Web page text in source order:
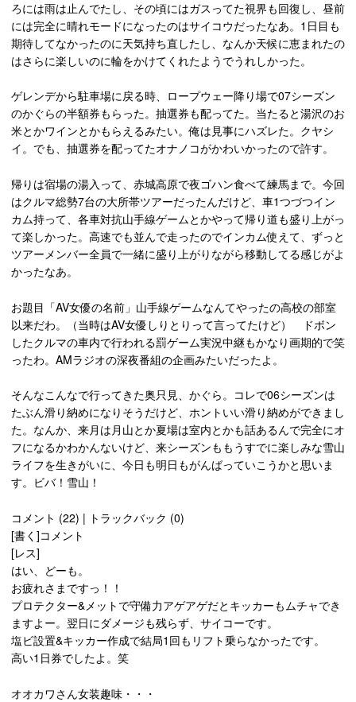
ろには雨は止んでたし、その頃にはガスってた視界も回復し、昼前
には完全に晴れモードになったのはサイコウだったなあ。1日目も
期待してなかったのに天気持ち直したし、なんか天候に恵まれたの
はさらに楽しいのに輪をかけてくれたようでうれしかった。
ゲレンデから駐車場に戻る時、ロープウェー降り場で07シーズン
のかぐらの半額券もらった。抽選券も配ってた。当たると湯沢のお
米とかワインとかもらえるみたい。俺は見事にハズレた。クヤシ
イ。でも、抽選券を配ってたオナノコがかわいかったので許す。
帰りは宿場の湯入って、赤城高原で夜ゴハン食べて練馬まで。今回
はクルマ総勢7台の大所帯ツアーだったんだけど、車1つづつイン
カム持って、各車対抗山手線ゲームとかやって帰り道も盛り上がっ
て楽しかった。高速でも並んで走ったのでインカム使えて、ずっと
ツアーメンバー全員で一緒に盛り上がりながら移動してる感じがよ
かったなあ。
お題目「AV女優の名前」山手線ゲームなんてやったの高校の部室
以来だわ。（当時はAV女優しりとりって言ってたけど） ドボン
したクルマの車内で行われる罰ゲーム実況中継もかなり画期的で笑
ったわ。AMラジオの深夜番組の企画みたいだったよ。
そんなこんなで行ってきた奥只見、かぐら。コレで06シーズンは
たぶん滑り納めになりそうだけど、ホントいい滑り納めができまし
た。なんか、来月は月山とか夏場は室内とかも話あるんで完全にオ
フになるかわかんないけど、来シーズンももうすでに楽しみな雪山
ライフを生きがいに、今日も明日もがんばっていこうかと思いま
す。ビバ！雪山！
コメント (22) | トラックバック (0)
[書く]コメント
[レス]
はい、どーも。
お疲れさまですっ！！
プロテクター&メットで守備力アゲアゲだとキッカーもムチャでき
ますよー。翌日にダメージも残らず、サイコーです。
塩ビ設置&キッカー作成で結局1回もリフト乗らなかったです。
高い1日券でしたよ。笑
オオカワさん女装趣味・・・